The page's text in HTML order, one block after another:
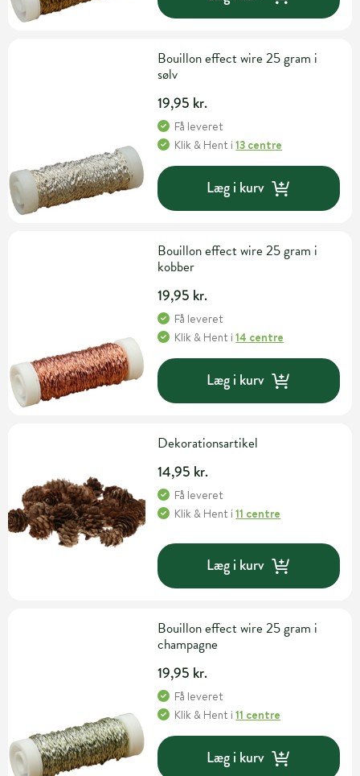
Bouillon effect wire 25 gram i
sølv
19,95 kr.
Få leveret
Klik & Hent i13 centre
Læg i kurv
Bouillon effect wire 25 gram i
kobber
19,95 kr.
Få leveret
Klik & Hent i14 centre
Læg i kurv
Dekorationsartikel
14,95 kr.
Få leveret
Klik & Hent i11 centre
Læg i kurv
Bouillon effect wire 25 gram i
champagne
19,95 kr.
Få leveret
Klik & Hent i11 centre
Læg i kurv